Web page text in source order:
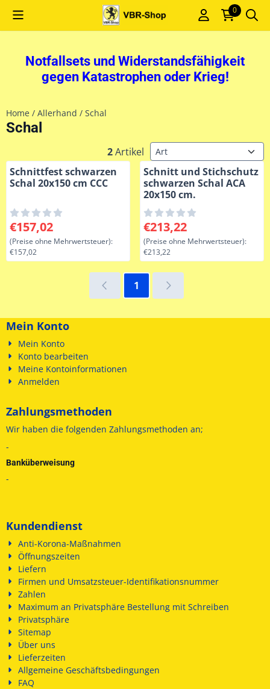
Cookie-Einstellungen sind derzeit geschlossen. 0
Notfallsets und Widerstandsfähigkeit
gegen Katastrophen oder Krieg!
Home / Allerhand / Schal
Schal
2Artikel Sortiermethode
Schnittfest schwarzen
Schal 20x150 cm CCC
Preis: 157,02, ohne MwSt.: 157,02
€157,02
(Preise ohne Mehrwertsteuer):
€157,02
Schnitt und Stichschutz
schwarzen Schal ACA
20x150 cm.
Preis: 213,22, ohne MwSt.:
€213,22
(Preise ohne Mehrwertsteuer):
€213,22
1
Mein Konto
Mein Konto
Konto bearbeiten
Meine Kontoinformationen
Anmelden
Zahlungsmethoden
Wir haben die folgenden Zahlungsmethoden an;
-
Banküberweisung
-
Kundendienst
Anti-Korona-Maßnahmen
Öffnungszeiten
Liefern
Firmen und Umsatzsteuer-Identifikationsnummer
Zahlen
Maximum an Privatsphäre Bestellung mit Schreiben
Privatsphäre
Sitemap
Über uns
Lieferzeiten
Allgemeine Geschäftsbedingungen
FAQ